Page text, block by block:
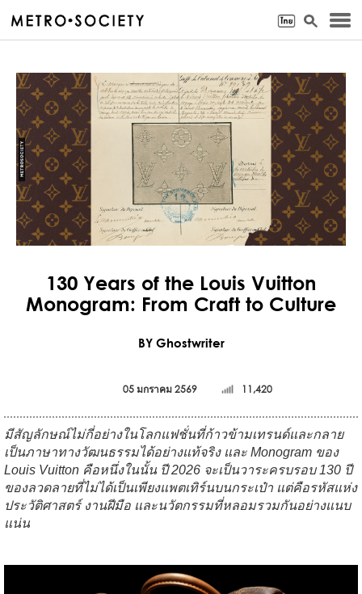
130 Years of the Louis Vuitton
Monogram: From Craft to Culture
BY Ghostwriter
05 มกราคม 2569 11,420
มีสัญลักษณ์ไม่กี่อย่างในโลกแฟชั่นที่ก้าวข้ามเทรนด์และกลาย
เป็นภาษาทางวัฒนธรรมได้อย่างแท้จริง และ Monogram ของ
Louis Vuitton คือหนึ่งในนั้น ปี 2026 จะเป็นวาระครบรอบ 130 ปี
ของลวดลายที่ไม่ได้เป็นเพียงแพตเทิร์นบนกระเป๋า แต่คือรหัสแห่ง
ประวัติศาสตร์ งานฝีมือ และนวัตกรรมที่หลอมรวมกันอย่างแนบ
แน่น